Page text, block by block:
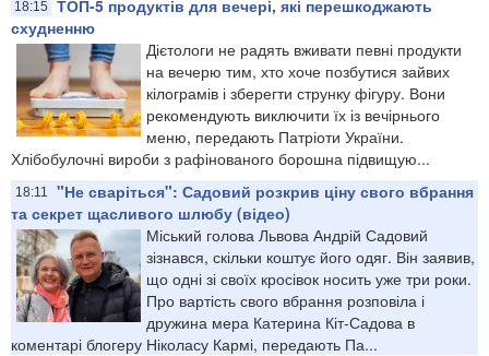
18:15
ТОП-5 продуктів для вечері, які перешкоджають
схудненню
Дієтологи не радять вживати певні продукти
на вечерю тим, хто хоче позбутися зайвих
кілограмів і зберегти струнку фігуру. Вони
рекомендують виключити їх із вечірнього
меню, передають Патріоти України.
Хлібобулочні вироби з рафінованого борошна підвищую...
18:11
"Не сваріться": Садовий розкрив ціну свого вбрання
та секрет щасливого шлюбу (відео)
Міський голова Львова Андрій Садовий
зізнався, скільки коштує його одяг. Він заявив,
що одні зі своїх кросівок носить уже три роки.
Про вартість свого вбрання розповіла і
дружина мера Катерина Кіт-Садова в
коментарі блогеру Ніколасу Кармі, передають Па...